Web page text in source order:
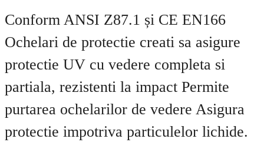
Conform ANSI Z87.1 și CE EN166
Ochelari de protectie creati sa asigure
protectie UV cu vedere completa si
partiala, rezistenti la impact Permite
purtarea ochelarilor de vedere Asigura
protectie impotriva particulelor lichide.